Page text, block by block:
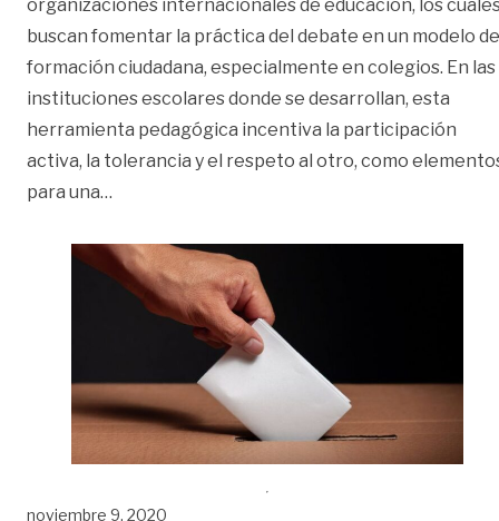
organizaciones internacionales de educación, los
buscan fomentar la práctica del debate en un modelo de
formación ciudadana, especialmente en colegios. En las
instituciones escolares donde se desarrollan, esta
herramienta pedagógica incentiva la participación
activa, la tolerancia y el respeto al otro, como
para una…
noviembre 9, 2020